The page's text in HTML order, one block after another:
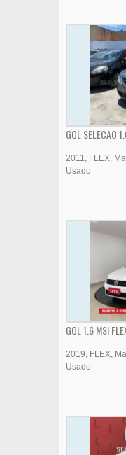
GOL SELECAO
2011 FLEX
Usado
GOL 1.6 MSI
2019 FLEX
Usado